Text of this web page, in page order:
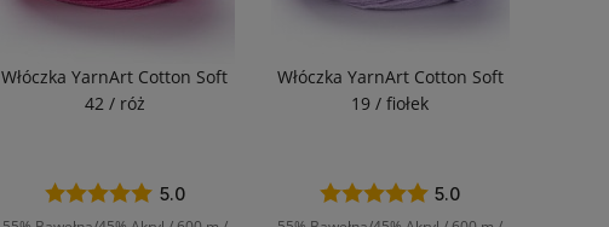
Włóczka YarnArt Cotton Soft
42 / róż
5.0
Włóczka YarnArt Cotton Soft
19 / fiołek
5.0